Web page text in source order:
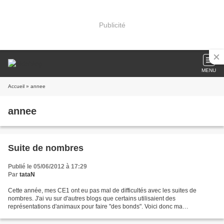
Publicité
MENU
Accueil » annee
annee
Suite de nombres
Publié le 05/06/2012 à 17:29
Par tataN
Cette année, mes CE1 ont eu pas mal de difficultés avec les suites de
nombres. J'ai vu sur d'autres blogs que certains utilisaient des
représentations d'animaux pour faire "des bonds". Voici donc ma